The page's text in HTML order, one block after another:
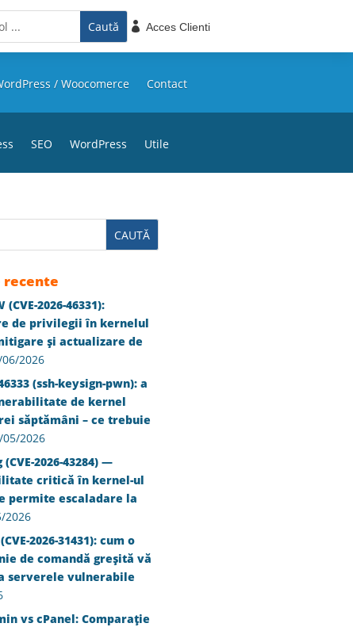
 Acces Clienti
/ Woocomerce Contact
SEO WordPress Utile
(CVE-2026-46331):
de privilegii în kernelul
și actualizare de
2026
(ssh-keysign-pwn): a
de kernel
săptămâni – ce trebuie
05/2026
2026-43284) —
critică în kernel-ul
permite escaladare la
2026
2026-31431): cum o
de comandă greșită vă
serverele vulnerabile
vs cPanel: Comparație